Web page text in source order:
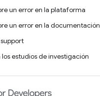
un error en la plataforma
un error en la documentación
estudios de investigación